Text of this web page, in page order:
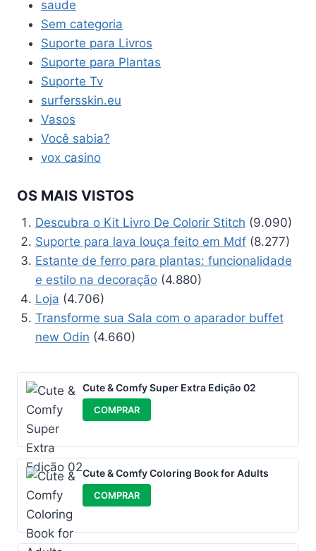
saude
Sem categoria
Suporte para Livros
Suporte para Plantas
Suporte Tv
surfersskin.eu
Vasos
Você sabia?
vox casino
OS MAIS VISTOS
Descubra o Kit Livro De Colorir Stitch (9.090)
Suporte para lava louça feito em Mdf (8.277)
Estante de ferro para plantas: funcionalidade
e estilo na decoração (4.880)
Loja (4.706)
Transforme sua Sala com o aparador buffet
new Odin (4.660)
Cute & Comfy Super Extra Edição 02
COMPRAR
Cute & Comfy Coloring Book for Adults
COMPRAR